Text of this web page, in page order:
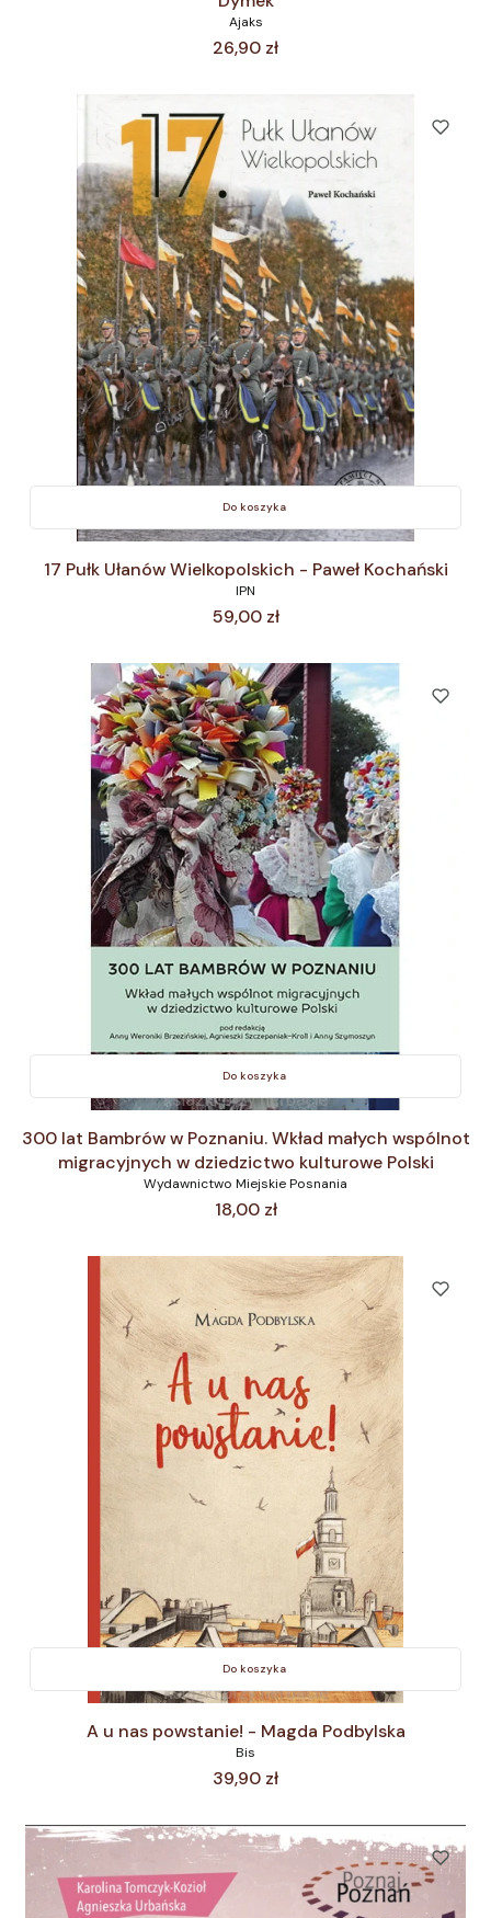
Ajaks
Cena
26,90 zł
Do koszyka
17 Pułk Ułanów Wielkopolskich - Paweł Kochański
IPN
Cena
59,00 zł
Do koszyka
300 lat Bambrów w Poznaniu. Wkład małych wspólnot
migracyjnych w dziedzictwo kulturowe Polski
Wydawnictwo Miejskie Posnania
Cena
18,00 zł
Do koszyka
A u nas powstanie! - Magda Podbylska
Bis
Cena
39,90 zł